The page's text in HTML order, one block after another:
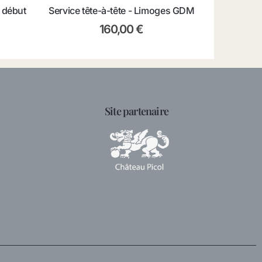
Service tête-à-tête - Limoges GDM
160,00€
Site partenaire